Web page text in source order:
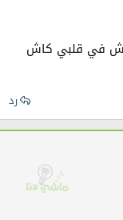
في قلبي كاش
رد